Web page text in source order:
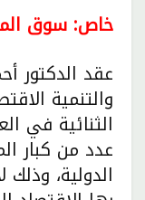
خاص: سوق
عقد الدكتور
والتنمية
الثنائية في
عدد من كبار
الدولية،